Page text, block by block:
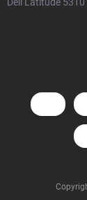
Dell Latitude